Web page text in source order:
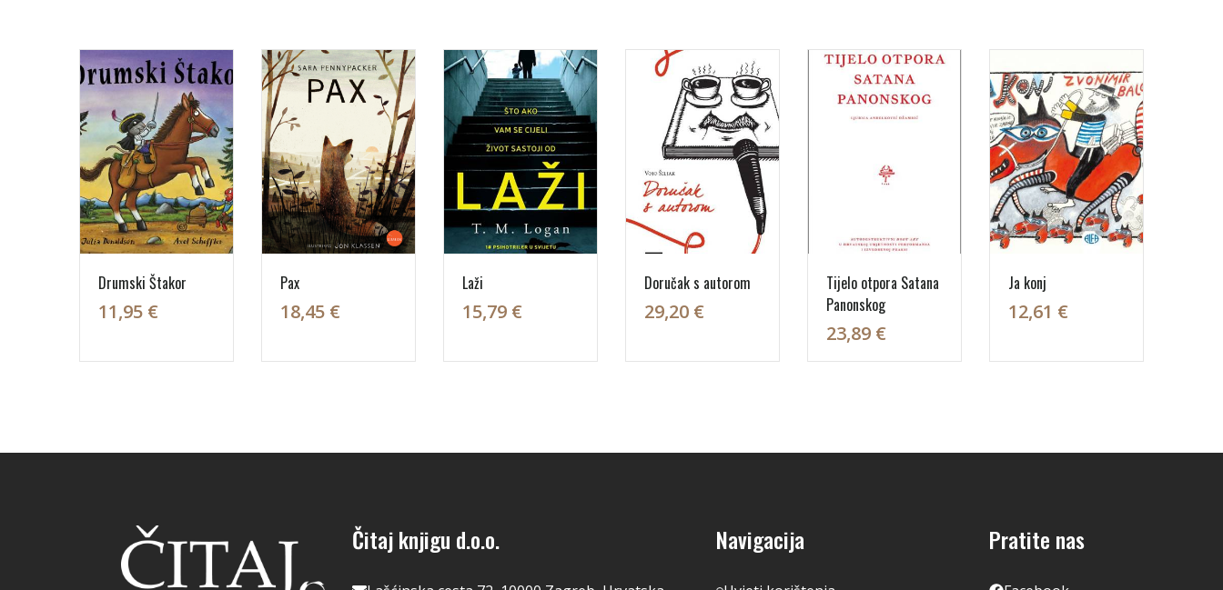
Drumski Štakor
11,95 €
Pax
18,45 €
Laži
15,79 €
Doručak s autorom
29,20 €
Tijelo otpora Satana
Panonskog
23,89 €
Ja konj
12,61 €
Čitaj knjigu d.o.o. Navigacija Pratite nas